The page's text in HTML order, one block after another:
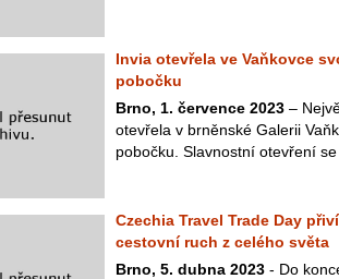
Invia otevřela ve Vaňkovce
pobočku
Brno, 1. července 2023 –
otevřela v brněnské Galerii
pobočku. Slavnostní otevření
Czechia Travel Trade Day
cestovní ruch z celého světa
Brno, 5. dubna 2023 - Do